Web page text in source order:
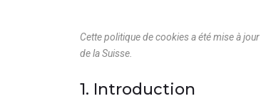
Cette politique de cookies a été mise à
de la Suisse.
1. Introduction